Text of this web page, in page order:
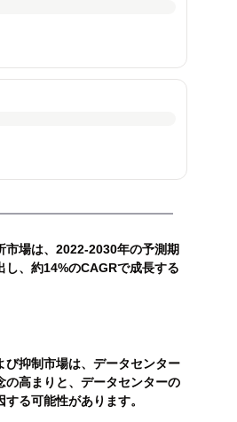
市場は、2022-2030年の予測期
し、約14%のCAGRで成長する
抑制市場は、データセンター
高まりと、データセンターの
る可能性があります。